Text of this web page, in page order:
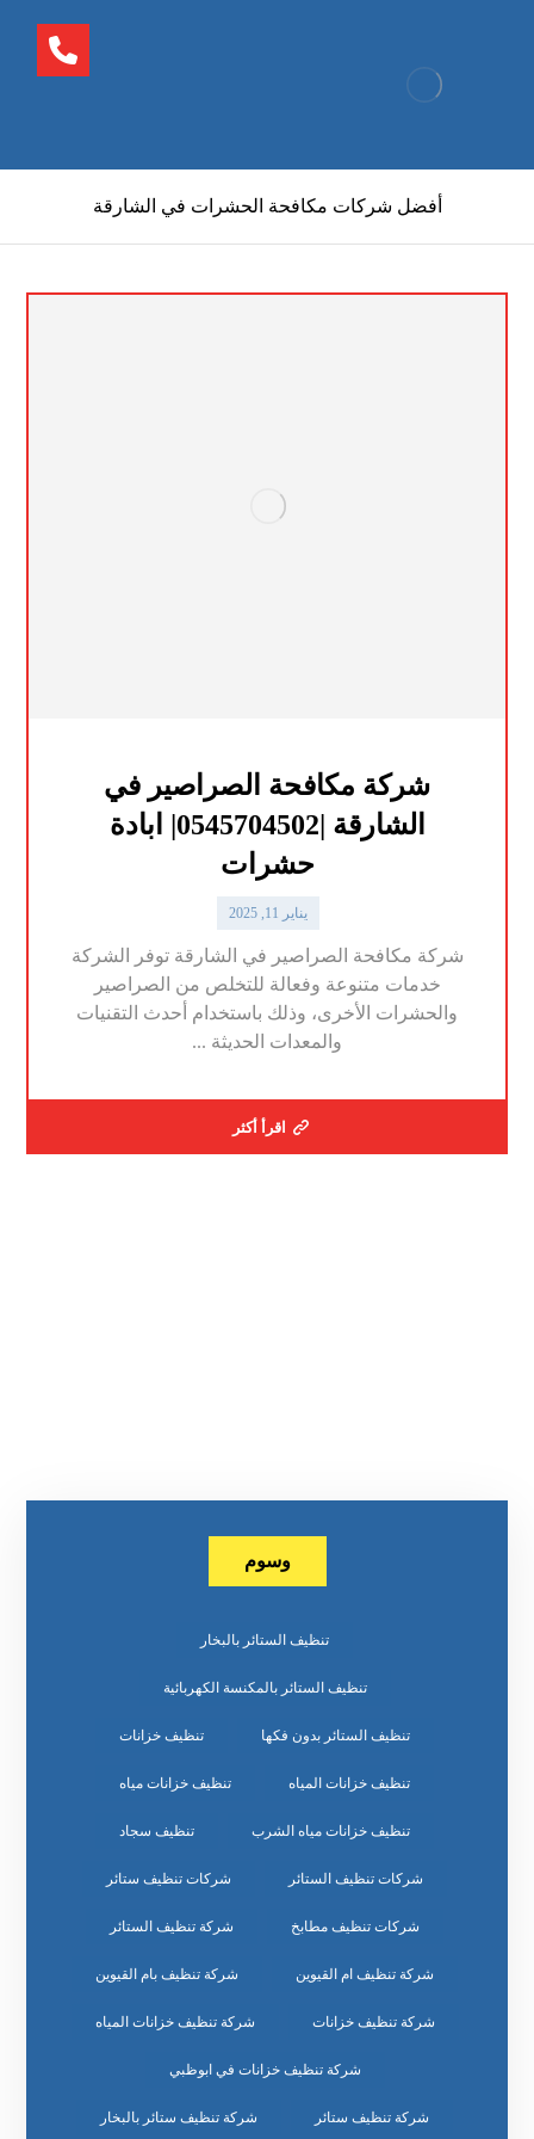
أفضل شركات مكافحة الحشرات في الشارقة
شركة مكافحة الصراصير في
الشارقة |0545704502| ابادة
حشرات
يناير 11, 2025
شركة مكافحة الصراصير في الشارقة توفر الشركة
خدمات متنوعة وفعالة للتخلص من الصراصير
والحشرات الأخرى، وذلك باستخدام أحدث التقنيات
والمعدات الحديثة ...
اقرأ أكثر
وسوم
تنظيف الستائر بالبخار
تنظيف الستائر بالمكنسة الكهربائية
تنظيف الستائر بدون فكها تنظيف خزانات
تنظيف خزانات المياه تنظيف خزانات مياه
تنظيف خزانات مياه الشرب تنظيف سجاد
شركات تنظيف الستائر شركات تنظيف ستائر
شركات تنظيف مطابخ شركة تنظيف الستائر
شركة تنظيف ام القيوين شركة تنظيف بام القيوين
شركة تنظيف خزانات شركة تنظيف خزانات المياه
شركة تنظيف خزانات في ابوظبي
شركة تنظيف ستائر شركة تنظيف ستائر بالبخار